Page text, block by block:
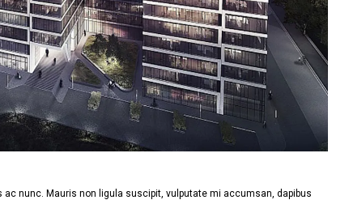
nunc. Mauris non ligula suscipit, vulputate mi accumsan, dapibus